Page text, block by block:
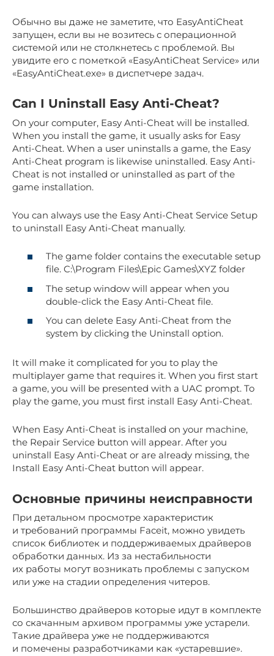
Обычно вы даже не заметите, что EasyAntiCheat
запущен, если вы не возитесь с операционной
системой или не столкнетесь с проблемой. Вы
увидите его с пометкой «EasyAntiCheat Service» или
«EasyAntiCheat.exe» в диспетчере задач.
Can I Uninstall Easy Anti-Cheat?
On your computer, Easy Anti-Cheat will be installed.
When you install the game, it usually asks for Easy
Anti-Cheat. When a user uninstalls a game, the Easy
Anti-Cheat program is likewise uninstalled. Easy Anti-
Cheat is not installed or uninstalled as part of the
game installation.
You can always use the Easy Anti-Cheat Service Setup
to uninstall Easy Anti-Cheat manually.
The game folder contains the executable setup
file. C:\Program Files\Epic Games\XYZ folder
The setup window will appear when you
double-click the Easy Anti-Cheat file.
You can delete Easy Anti-Cheat from the
system by clicking the Uninstall option.
It will make it complicated for you to play the
multiplayer game that requires it. When you first start
a game, you will be presented with a UAC prompt. To
play the game, you must first install Easy Anti-Cheat.
When Easy Anti-Cheat is installed on your machine,
the Repair Service button will appear. After you
uninstall Easy Anti-Cheat or are already missing, the
Install Easy Anti-Cheat button will appear.
Основные причины неисправности
При детальном просмотре характеристик
и требований программы Faceit, можно увидеть
список библиотек и поддерживаемых драйверов
обработки данных. Из за нестабильности
их работы могут возникать проблемы с запуском
или уже на стадии определения читеров.
Большинство драйверов которые идут в комплекте
со скачанным архивом программы уже устарели.
Такие драйвера уже не поддерживаются
и помечены разработчиками как «устаревшие».